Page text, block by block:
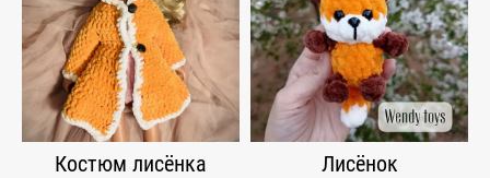
Костюм лисёнка Лисёнок